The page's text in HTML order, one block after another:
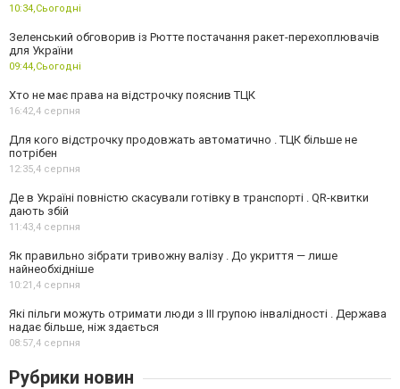
10:34,Сьогодні
Зеленський обговорив із Рютте постачання ракет-перехоплювачів
для України
09:44,Сьогодні
Хто не має права на відстрочку пояснив ТЦК
16:42,4 серпня
Для кого відстрочку продовжать автоматично . ТЦК більше не
потрібен
12:35,4 серпня
Де в Україні повністю скасували готівку в транспорті . QR-квитки
дають збій
11:43,4 серпня
Як правильно зібрати тривожну валізу . До укриття — лише
найнеобхідніше
10:21,4 серпня
Які пільги можуть отримати люди з III групою інвалідності . Держава
надає більше, ніж здається
08:57,4 серпня
Рубрики новин